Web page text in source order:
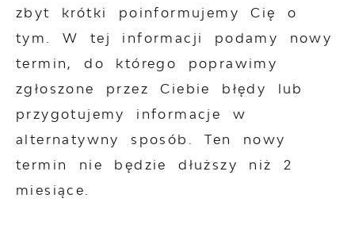
zbyt krótki poinformujemy Cię o
tym. W tej informacji podamy nowy
termin, do którego poprawimy
zgłoszone przez Ciebie błędy lub
przygotujemy informacje w
alternatywny sposób. Ten nowy
termin nie będzie dłuższy niż 2
miesiące.